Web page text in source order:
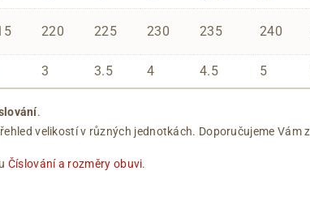
220 225 230 235 240
3 3.5 4 4.5 5
.
velikostí v různých jednotkách. Doporučujeme Vám
Číslování a rozměry obuvi.